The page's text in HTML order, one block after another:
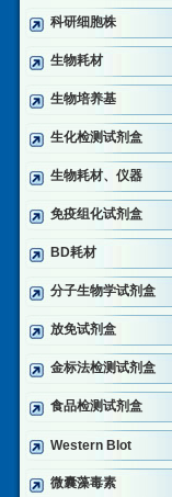
科研细胞株
生物耗材
生物培养基
生化检测试剂盒
生物耗材、仪器
免疫组化试剂盒
BD耗材
分子生物学试剂盒
放免试剂盒
金标法检测试剂盒
食品检测试剂盒
Western Blot
微囊藻毒素